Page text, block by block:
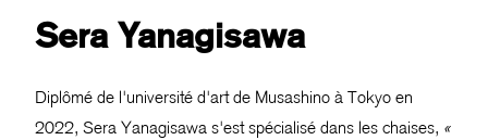
Sera Yanagisawa
Diplômé de l'université d'art de Musashino à Tokyo en
2022, Sera Yanagisawa s'est spécialisé dans les chaises, «